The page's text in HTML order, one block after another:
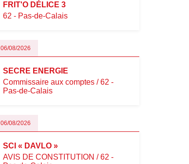
FRIT'O DÉLICE 3
62 - Pas-de-Calais
06/08/2026
SECRE ENERGIE
Commissaire aux comptes / 62 -
Pas-de-Calais
06/08/2026
SCI « DAVLO »
AVIS DE CONSTITUTION / 62 -